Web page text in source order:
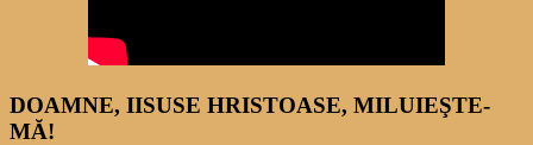
DOAMNE, IISUSE HRISTOASE, MILUIEŞTE-
MĂ!